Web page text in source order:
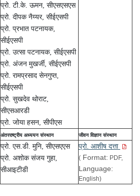
प्रो. टी.के. ऊमन सीएसएसएस
प्रो. दीपक नैय्यर, सीईएसपी
प्रो. प्रभात पटनायक,
सीईएसपी
प्रो. उत्सा पटनायक, सीईएसपी
प्रो. अंजन मुखर्जी, सीईएसपी
प्रो. रामप्रसाद सेनगुप्त
सीईएसपी
प्रो. सुखदेव थोराट
सीएसआरडी
प्रो. जोया हसन सीपीएस
अंतरराष्ट्रीय अध्ययन संस्थान जीवन विज्ञान संस्थान
प्रो. एस.डी. मुनि सीएसएएस
प्रो. अशोक संजय गुहा,
सीआइटीडी
प्रो. आशीष दत्ता
( Format: PDF,
Language:
English)